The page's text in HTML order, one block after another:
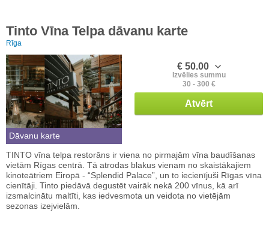
Tinto Vīna Telpa dāvanu karte
Rīga
Dāvanu karte
€ 50.00
Izvēlies summu
30 - 300 €
Atvērt
TINTO vīna telpa restorāns ir viena no pirmajām vīna baudīšanas
vietām Rīgas centrā. Tā atrodas blakus vienam no skaistākajiem
kinoteātriem Eiropā - “Splendid Palace”, un to iecienījuši Rīgas vīna
cienītāji. Tinto piedāvā degustēt vairāk nekā 200 vīnus, kā arī
izsmalcinātu maltīti, kas iedvesmota un veidota no vietējām
sezonas izejvielām.